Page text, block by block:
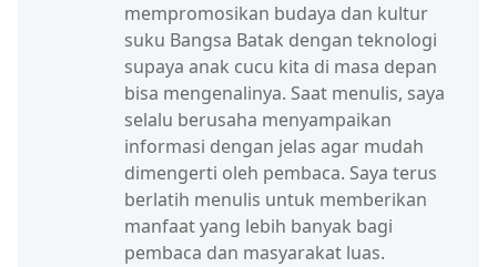
mempromosikan budaya dan kultur
suku Bangsa Batak dengan teknologi
supaya anak cucu kita di masa depan
bisa mengenalinya. Saat menulis, saya
selalu berusaha menyampaikan
informasi dengan jelas agar mudah
dimengerti oleh pembaca. Saya terus
berlatih menulis untuk memberikan
manfaat yang lebih banyak bagi
pembaca dan masyarakat luas.